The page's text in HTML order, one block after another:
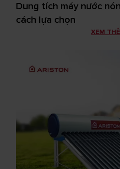
Dung tích máy nước
cách lựa chọn
XEM